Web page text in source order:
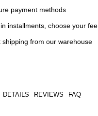
payment methods
installments, choose your fee
shipping from our warehouse
DETAILS REVIEWS FAQ